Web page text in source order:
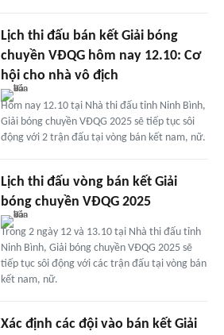
Lịch thi đấu bán kết Giải bóng
chuyền VĐQG hôm nay 12.10: Cơ
hội cho nhà vô địch
Hôm nay 12.10 tại Nhà thi đấu tỉnh Ninh Bình,
Giải bóng chuyền VĐQG 2025 sẽ tiếp tục sôi
động với 2 trận đấu tại vòng bán kết nam, nữ.
Lịch thi đấu vòng bán kết Giải
bóng chuyền VĐQG 2025
Trong 2 ngày 12 và 13.10 tại Nhà thi đấu tỉnh
Ninh Bình, Giải bóng chuyền VĐQG 2025 sẽ
tiếp tục sôi động với các trận đấu tại vòng bán
kết nam, nữ.
Xác định các đội vào bán kết Giải